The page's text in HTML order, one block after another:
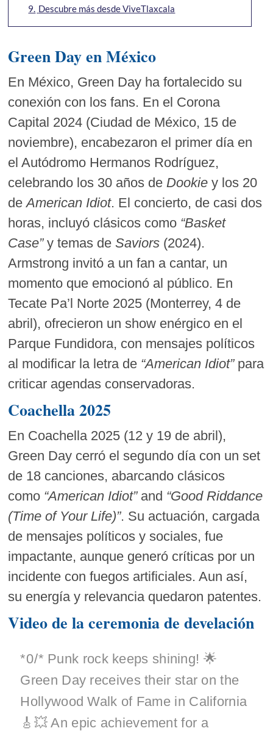
9. Descubre más desde ViveTlaxcala
Green Day en México
En México, Green Day ha fortalecido su
conexión con los fans. En el Corona
Capital 2024 (Ciudad de México, 15 de
noviembre), encabezaron el primer día en
el Autódromo Hermanos Rodríguez,
celebrando los 30 años de Dookie y los 20
deAmerican Idiot. El concierto, de casi dos
horas, incluyó clásicos como “Basket
Case”y temas deSaviors (2024).
Armstrong invitó a un fan a cantar, un
momento que emocionó al público. En
Tecate Pa’l Norte 2025 (Monterrey, 4 de
abril), ofrecieron un show enérgico en el
Parque Fundidora, con mensajes políticos
al modificar la letra de “American Idiot”para
criticar agendas conservadoras.
Coachella 2025
En Coachella 2025 (12 y 19 de abril),
Green Day cerró el segundo día con un set
de 18 canciones, abarcando clásicos
como “American Idiot”and “Good Riddance
(Time of Your Life)”. Su actuación, cargada
de mensajes políticos y sociales, fue
impactante, aunque generó críticas por un
incidente con fuegos artificiales. Aun así,
su energía y relevancia quedaron patentes.
Video de la ceremonia de develación
*⁠⁠0⁠/⁠* Punk rock keeps shining! 🌟
Green Day receives their star on the
Hollywood Walk of Fame in California
🎸💥 An epic achievement for a